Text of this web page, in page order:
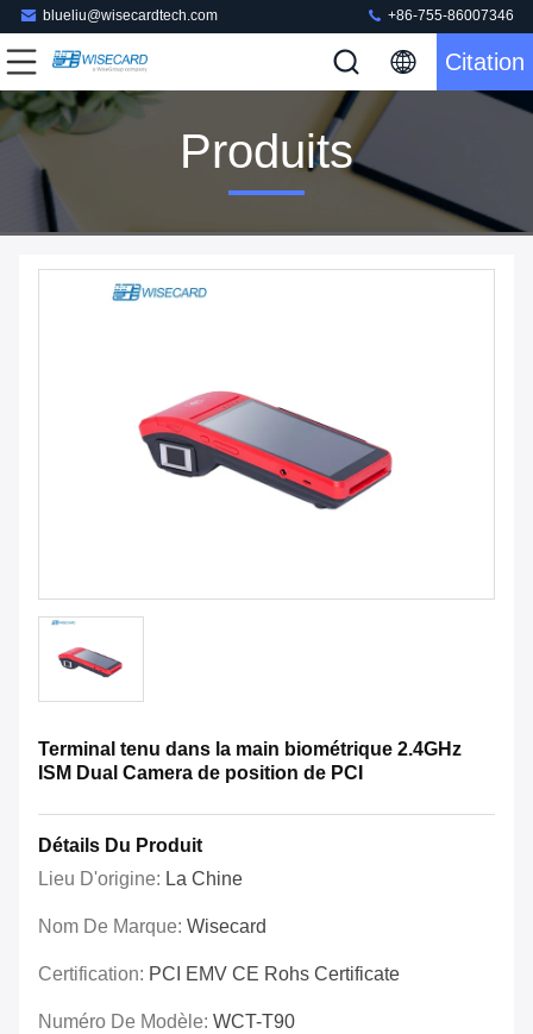
blueliu@wisecardtech.com +86-755-86007346
Citation
Produits
Terminal tenu dans la main biométrique 2.4GHz
ISM Dual Camera de position de PCI
Détails Du Produit
Lieu D'origine: La Chine
Nom De Marque: Wisecard
Certification: PCI EMV CE Rohs Certificate
Numéro De Modèle: WCT-T90